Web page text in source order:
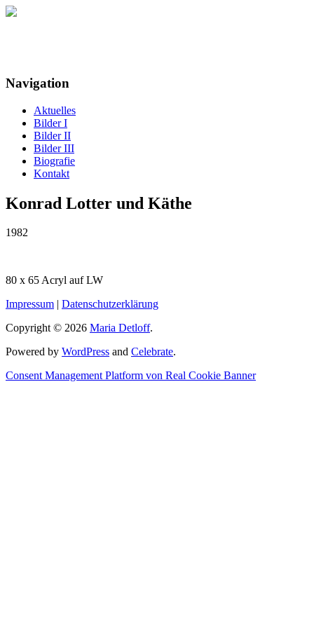
Navigation
Aktuelles
Bilder I
Bilder II
Bilder III
Biografie
Kontakt
Konrad Lotter und Käthe
1982
80 x 65 Acryl auf LW
Impressum | Datenschutzerklärung
Copyright © 2026 Maria Detloff.
Powered by WordPress and Celebrate.
Consent Management Platform von Real Cookie Banner